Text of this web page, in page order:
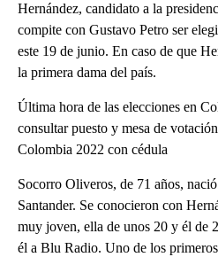
Hernández, candidato a la
compite con Gustavo Petro ser
este 19 de junio. En caso de que
la primera dama del país.
Última hora de las elecciones en
consultar puesto y mesa de
Colombia 2022 con cédula
Socorro Oliveros, de 71 años,
Santander. Se conocieron con
muy joven, ella de unos 20 y él de
él a Blu Radio. Uno de los